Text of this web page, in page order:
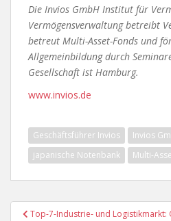
Die Invios GmbH Institut für
Vermögensverwaltung betreibt
betreut Multi-Asset-Fonds und
Allgemeinbildung durch
Gesellschaft ist Hamburg.
www.invios.de
Geschäftsführer Invios
Invios
japanische Notenbank
Multi-
Beitragsnavigation
Top-7-Industrie- und Logistikmarkt: